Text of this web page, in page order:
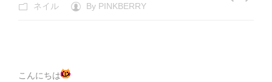
ネイル
By PINKBERRY
こんにちは